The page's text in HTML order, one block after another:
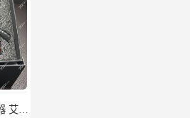
安徽无化学物质清碳节油器 艾速特EXOTE清碳节油器 节省燃油消耗